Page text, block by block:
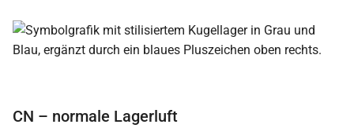
CN – normale Lagerluft